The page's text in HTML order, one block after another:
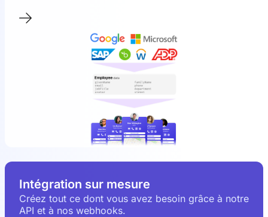
Intégration sur mesure
Créez tout ce dont vous avez besoin grâce à notre
API et à nos webhooks.